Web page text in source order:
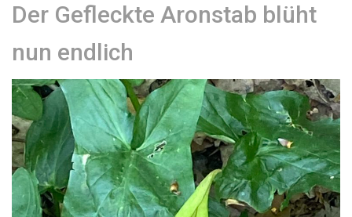
Der Gefleckte Aronstab blüht
nun endlich